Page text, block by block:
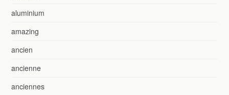
aluminium
amazing
ancien
ancienne
anciennes